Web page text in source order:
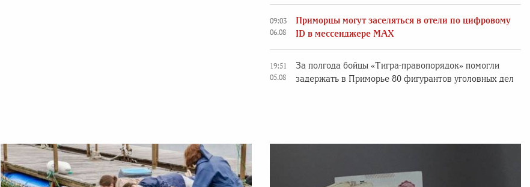
09:03
06.08
Приморцы могут заселяться в отели по цифровому
ID в мессенджере MAX
19:51
05.08
За полгода бойцы «Тигра-правопорядок» помогли
задержать в Приморье 80 фигурантов уголовных дел